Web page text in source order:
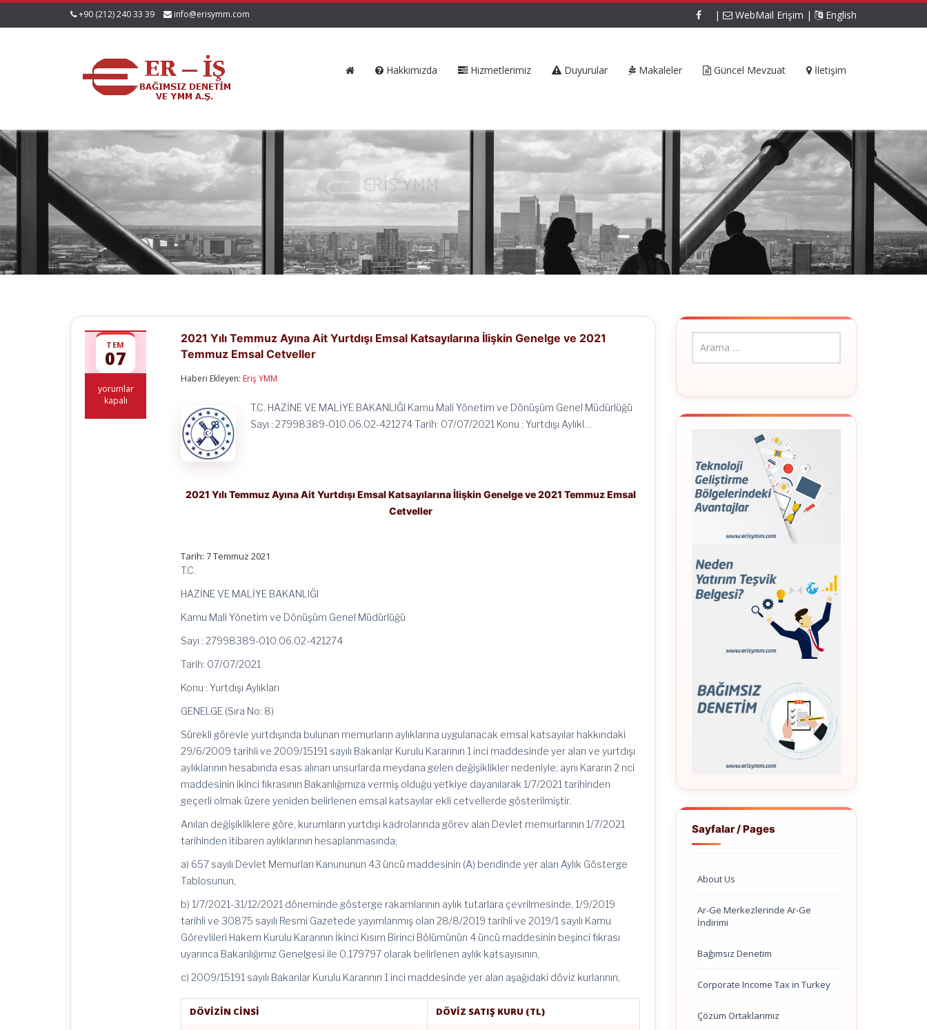
+90 (212) 240 33 39 info@erisymm.com | WebMail Erişim | English
Hakkımızda Hizmetlerimiz Duyurular Makaleler Güncel Mevzuat İletişim
TEM
07
2021
Yılı
yorumlar
kapalı
2021 Yılı Temmuz Ayına Ait Yurtdışı Emsal Katsayılarına İlişkin Genelge ve 2021
Temmuz Emsal Cetveller
Haberi Ekleyen: Eriş YMM
T.C. HAZİNE VE MALİYE BAKANLIĞI Kamu Mali Yönetim ve Dönüşüm Genel Müdürlüğü
Sayı : 27998389-010.06.02-421274 Tarih: 07/07/2021 Konu : Yurtdışı Aylıkl…
2021 Yılı Temmuz Ayına Ait Yurtdışı Emsal Katsayılarına İlişkin Genelge ve 2021 Temmuz Emsal
Cetveller
Tarih: 7 Temmuz 2021
T.C.
HAZİNE VE MALİYE BAKANLIĞI
Kamu Mali Yönetim ve Dönüşüm Genel Müdürlüğü
Sayı : 27998389-010.06.02-421274
Tarih: 07/07/2021
Konu : Yurtdışı Aylıkları
GENELGE (Sıra No: 8)
Sürekli görevle yurtdışında bulunan memurların aylıklarına uygulanacak emsal katsayılar hakkındaki
29/6/2009 tarihli ve 2009/15191 sayılı Bakanlar Kurulu Kararının 1 inci maddesinde yer alan ve yurtdışı
aylıklarının hesabında esas alınan unsurlarda meydana gelen değişiklikler nedeniyle; aynı Kararın 2 nci
maddesinin ikinci fıkrasının Bakanlığımıza vermiş olduğu yetkiye dayanılarak 1/7/2021 tarihinden
geçerli olmak üzere yeniden belirlenen emsal katsayılar ekli cetvellerde gösterilmiştir.
Anılan değişikliklere göre, kurumların yurtdışı kadrolarında görev alan Devlet memurlarının 1/7/2021
tarihinden itibaren aylıklarının hesaplanmasında;
a) 657 sayılı Devlet Memurları Kanununun 43 üncü maddesinin (A) bendinde yer alan Aylık Gösterge
Tablosunun,
b) 1/7/2021-31/12/2021 döneminde gösterge rakamlarının aylık tutarlara çevrilmesinde, 1/9/2019
tarihli ve 30875 sayılı Resmi Gazetede yayımlanmış olan 28/8/2019 tarihli ve 2019/1 sayılı Kamu
Görevlileri Hakem Kurulu Kararının İkinci Kısım Birinci Bölümünün 4 üncü maddesinin beşinci fıkrası
uyarınca Bakanlığımız Genelgesi ile 0,179797 olarak belirlenen aylık katsayısının,
c) 2009/15191 sayılı Bakanlar Kurulu Kararının 1 inci maddesinde yer alan aşağıdaki döviz kurlarının,
DÖVİZİN CİNSİ DÖVİZ SATIŞ KURU (TL)
Sayfalar / Pages
About Us
Ar-Ge Merkezlerinde Ar-Ge
İndirimi
Bağımsız Denetim
Corporate Income Tax in Turkey
Çözüm Ortaklarımız